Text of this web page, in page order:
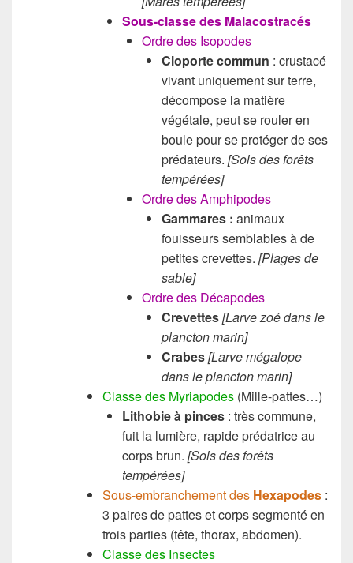
Sous-classe des Malacostracés
Ordre des Isopodes
Cloporte commun : crustacé
vivant uniquement sur terre,
décompose la matière
végétale, peut se rouler en
boule pour se protéger de ses
prédateurs. [Sols des forêts
tempérées]
Ordre des Amphipodes
Gammares : animaux
fouisseurs semblables à de
petites crevettes. [Plages de
sable]
Ordre des Décapodes
Crevettes[Larve zoé dans le
plancton marin]
Crabes[Larve mégalope
dans le plancton marin]
Classe des Myriapodes (Mille-pattes…)
Lithobie à pinces : très commune,
fuit la lumière, rapide prédatrice au
corps brun. [Sols des forêts
tempérées]
Sous-embranchement des Hexapodes :
3 paires de pattes et corps segmenté en
trois parties (tête, thorax, abdomen).
Classe des Insectes